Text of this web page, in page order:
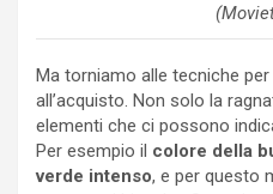
Ma torniamo alle tecniche
all’acquisto. Non solo la
elementi che ci possono
Per esempio il colore della
verde intenso, e per questo